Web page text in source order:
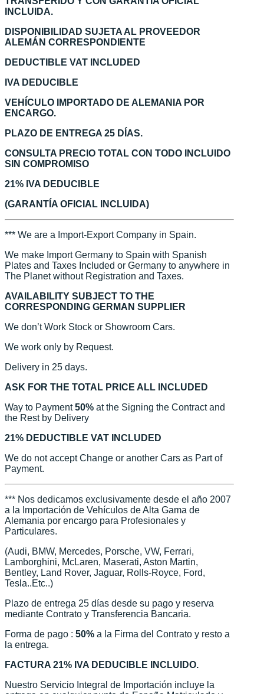
INCLUIDA.
DISPONIBILIDAD SUJETA AL PROVEEDOR
ALEMÁN CORRESPONDIENTE
DEDUCTIBLE VAT INCLUDED
IVA DEDUCIBLE
VEHÍCULO IMPORTADO DE ALEMANIA POR
ENCARGO.
PLAZO DE ENTREGA 25 DÍAS.
CONSULTA PRECIO TOTAL CON TODO INCLUIDO
SIN COMPROMISO
21% IVA DEDUCIBLE
(GARANTÍA OFICIAL INCLUIDA)
*** We are a Import-Export Company in Spain.
We make Import Germany to Spain with Spanish
Plates and Taxes Included or Germany to anywhere in
The Planet without Registration and Taxes.
AVAILABILITY SUBJECT TO THE
CORRESPONDING GERMAN SUPPLIER
We don’t Work Stock or Showroom Cars.
We work only by Request.
Delivery in 25 days.
ASK FOR THE TOTAL PRICE ALL INCLUDED
Way to Payment50% at the Signing the Contract and
the Rest by Delivery
21% DEDUCTIBLE VAT INCLUDED
We do not accept Change or another Cars as Part of
Payment.
*** Nos dedicamos exclusivamente desde el año 2007
a la Importación de Vehículos de Alta Gama de
Alemania por encargo para Profesionales y
Particulares.
(Audi, BMW, Mercedes, Porsche, VW, Ferrari,
Lamborghini, McLaren, Maserati, Aston Martin,
Bentley, Land Rover, Jaguar, Rolls-Royce, Ford,
Tesla..Etc..)
Plazo de entrega 25 días desde su pago y reserva
mediante Contrato y Transferencia Bancaria.
Forma de pago : 50% a la Firma del Contrato y resto a
la entrega.
FACTURA 21% IVA DEDUCIBLE INCLUIDO.
Nuestro Servicio Integral de Importación incluye la